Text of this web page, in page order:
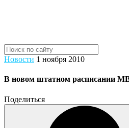
Новости 1 ноября 2010
В новом штатном расписании
Поделиться